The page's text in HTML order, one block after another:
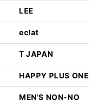
LEE
eclat
T JAPAN
HAPPY PLUS ONE
MEN'S NON-NO